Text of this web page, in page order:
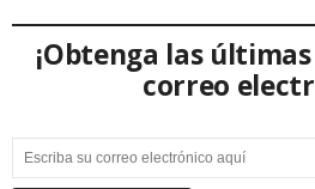
¡Obtenga las
correo